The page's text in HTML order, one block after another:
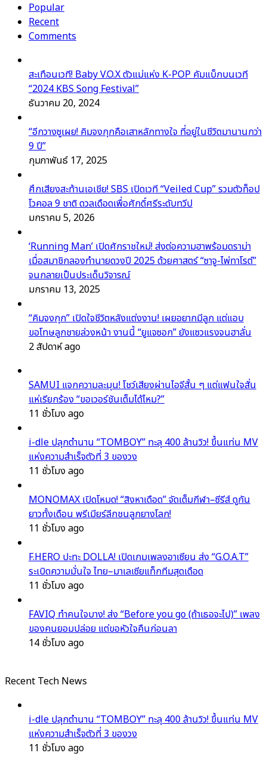
Popular
Recent
Comments
สะเทือนเวที! Baby V.O.X ตัวแม่แห่ง K-POP คัมแบ็กบนเวที
“2024 KBS Song Festival”
ธันวาคม 20, 2024
“อีกวางซูเผย! คิมจงกุกคือเสาหลักทางใจ ที่อยู่ในชีวิตมานานกว่า
9 ปี”
กุมภาพันธ์ 17, 2025
ศึกเสียงสะท้านเอเชีย! SBS เปิดเวที “Veiled Cup” รวมตัวท็อป
โวคอล 9 ชาติ ดวลเดือดเพื่อศักดิ์ศรีระดับทวีป
มกราคม 5, 2026
‘Running Man’ เปิดศักราชใหม่! ส่งต่อความฮาพร้อมดราม่า
เมื่อสมาชิกลองทำนายดวงปี 2025 ด้วยศาสตร์ “ซาจู-ไพ่ทาโรต์”
จนกลายเป็นประเด็นวิจารณ์
มกราคม 13, 2025
“คิมจงกุก” เปิดใจชีวิตหลังแต่งงาน! เผยอยากมีลูก แต่แอบ
ขอโทษลูกชายล่วงหน้า งานนี้ “ยูแจซอก” ยังแซวแรงจนฮาลั่น
2 สัปดาห์ ago
SAMUI แจกความละมุน! โชว์เสียงผ่านไอจีสั้น ๆ แต่แฟนใจสั่น
แห่เรียกร้อง “ขอเวอร์ชันเต็มได้ไหม?”
11 ชั่วโมง ago
i-dle ปลุกตำนาน “TOMBOY” ทะลุ 400 ล้านวิว! ขึ้นแท่น MV
แห่งความสำเร็จตัวที่ 3 ของวง
11 ชั่วโมง ago
MONOMAX เปิดโหมด! “สิงหาเดือด” จัดเต็มกีฬา–ซีรีส์ ดูกัน
ยาวทั้งเดือน พรีเมียร์ลีกชนลูกยางโลก!
11 ชั่วโมง ago
F.HERO ปะทะ DOLLA! เปิดเกมเพลงอาเซียน ส่ง “G.O.A.T”
ระเบิดความมั่นใจ ไทย–มาเลเซียแท็กทีมสุดเดือด
11 ชั่วโมง ago
FAVIQ ทำคนใจบาง! ส่ง “Before you go (ถ้าเธอจะไป)” เพลง
ของคนยอมปล่อย แต่ขอหัวใจคืนก่อนลา
14 ชั่วโมง ago
Recent Tech News
i-dle ปลุกตำนาน “TOMBOY” ทะลุ 400 ล้านวิว! ขึ้นแท่น MV
แห่งความสำเร็จตัวที่ 3 ของวง
11 ชั่วโมง ago